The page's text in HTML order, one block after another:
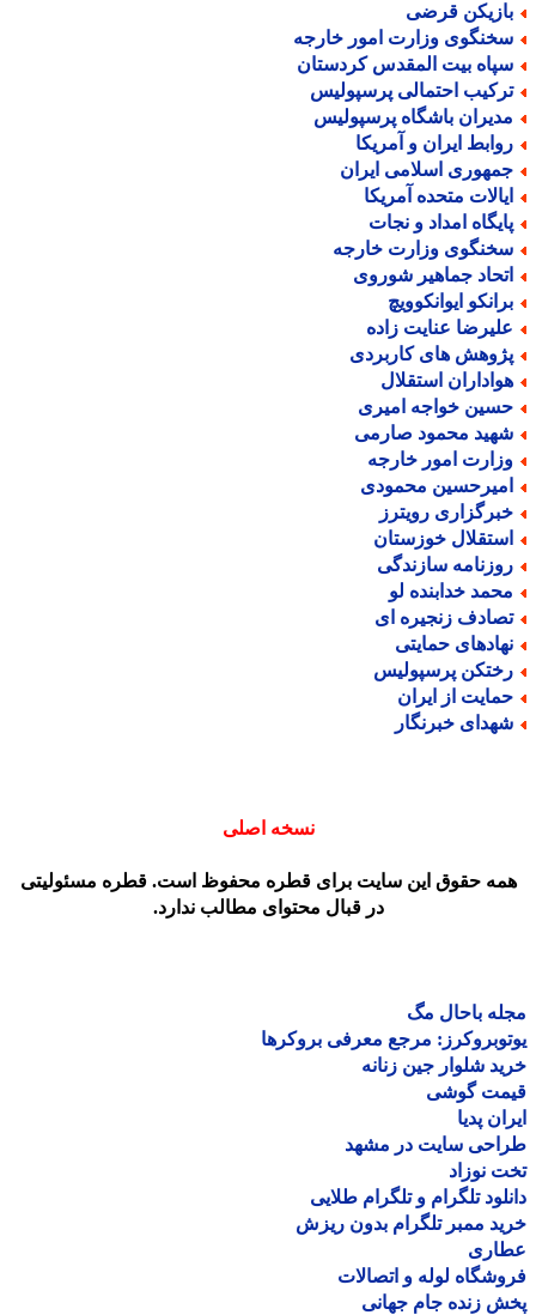
قرضی
وزارت امور خارجه
بیت المقدس کردستان
احتمالی پرسپولیس
باشگاه پرسپولیس
ایران و آمریکا
اسلامی ایران
متحده آمریکا
امداد و نجات
وزارت خارجه
جماهیر شوروی
ایوانکوویچ
عنایت زاده
های کاربردی
استقلال
خواجه امیری
محمود صارمی
امور خارجه
محمودی
رویترز
خوزستان
سازندگی
خدابنده لو
زنجیره ای
حمایتی
پرسپولیس
از ایران
خبرنگار
نسخه اصلی
حقوق این سایت برای قطره محفوظ است. قطره مسئولیتی
در قبال محتوای مطالب ندارد.
باحال مگ
مرجع معرفی بروکرها
شلوار جین زنانه
گوشی
پدیا
سایت در مشهد
نوزاد
تلگرام و تلگرام طلایی
ممبر تلگرام بدون ریزش
لوله و اتصالات
زنده جام جهانی